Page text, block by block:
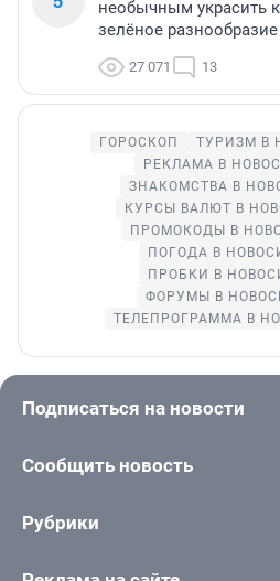
необычным украсить
зелёное
27 071 13
ГОРОСКОП
ТУРИЗМ В
РЕКЛАМА В
ЗНАКОМСТВА В
КУРСЫ ВАЛЮТ В
ПРОМОКОДЫ В
ПОГОДА В
ПРОБКИ В
ФОРУМЫ В
ТЕЛЕПРОГРАММА В
Подписаться на новости
Сообщить новость
Рубрики